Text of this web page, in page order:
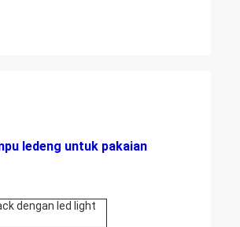
ledeng untuk pakaian
dengan led light